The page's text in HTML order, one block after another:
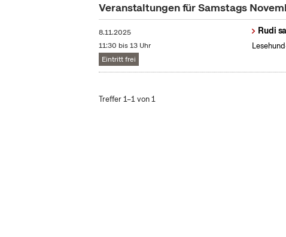
Veranstaltungen für Samstags
8.11.2025
11:30 bis 13 Uhr
Eintritt frei
Rudi
Treffer 1–1 von 1